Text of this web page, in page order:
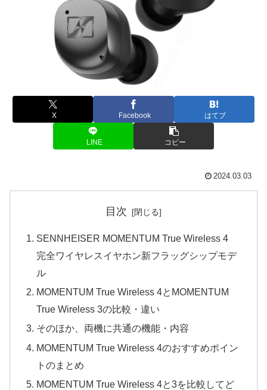
X Facebook はてブ
LINE コピー
2024.03.03
目次
SENNHEISER MOMENTUM True Wireless 4
完全ワイヤレスイヤホン新フラッグシップモデ
ル
MOMENTUM True Wireless 4とMOMENTUM
True Wireless 3の比較・違い
そのほか、両機に共通の機能・内容
MOMENTUM True Wireless 4のおすすめポイン
トのまとめ
MOMENTUM True Wireless 4と3を比較してど